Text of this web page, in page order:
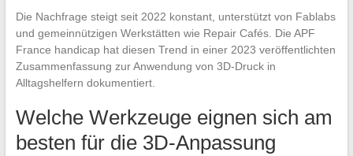
Die Nachfrage steigt seit 2022 konstant, unterstützt von Fablabs
und gemeinnützigen Werkstätten wie Repair Cafés. Die APF
France handicap hat diesen Trend in einer 2023 veröffentlichten
Zusammenfassung zur Anwendung von 3D-Druck in
Alltagshelfern dokumentiert.
Welche Werkzeuge eignen sich am
besten für die 3D-Anpassung